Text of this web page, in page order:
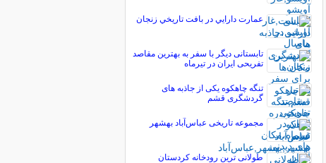
عمارت دارايي در بافت تاريخي زنجان
تابستانی دیگر با سفر به بهترین مقاصد
تفریحی ایران در تیرماه
تنگه چاهکوه یکی از جاذبه های
گردشگری قشم
مجموعه تاریخی عباس‌آباد بهشهر
طولانی ترین رودخانه کردستان